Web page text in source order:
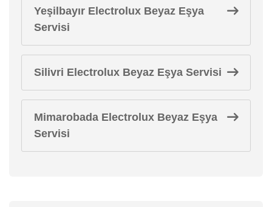
Yeşilbayır Electrolux Beyaz Eşya
Servisi
Silivri Electrolux Beyaz Eşya Servisi
Mimarobada Electrolux Beyaz Eşya
Servisi